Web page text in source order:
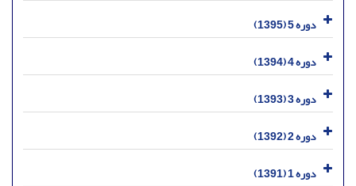
دوره 5 (1395)
دوره 4 (1394)
دوره 3 (1393)
دوره 2 (1392)
دوره 1 (1391)